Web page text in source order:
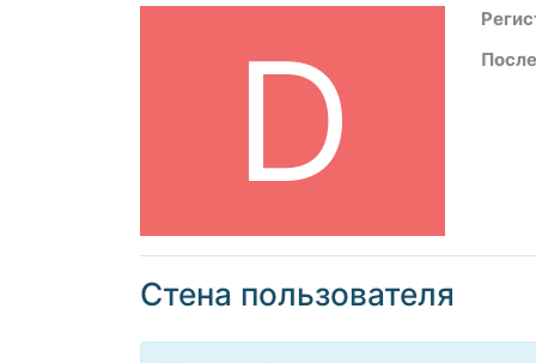
D
Стена пользователя